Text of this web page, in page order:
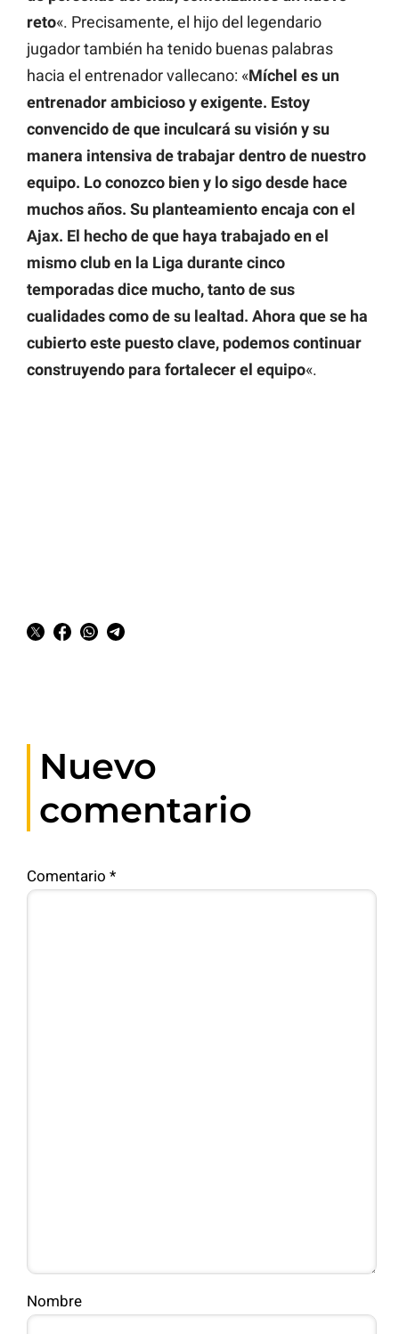
reto«. Precisamente, el hijo del legendario
jugador también ha tenido buenas palabras
hacia el entrenador vallecano: «Míchel es un
entrenador ambicioso y exigente. Estoy
convencido de que inculcará su visión y su
manera intensiva de trabajar dentro de nuestro
equipo. Lo conozco bien y lo sigo desde hace
muchos años. Su planteamiento encaja con el
Ajax. El hecho de que haya trabajado en el
mismo club en la Liga durante cinco
temporadas dice mucho, tanto de sus
cualidades como de su lealtad. Ahora que se ha
cubierto este puesto clave, podemos continuar
construyendo para fortalecer el equipo«.
Nuevo
comentario
Comentario *
Nombre